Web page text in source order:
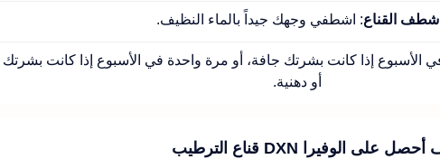
شطف القناع: اشطفي وجهك جيداً بالماء النظيف.
الأسبوع إذا كانت بشرتك جافة، أو مرة واحدة في الأسبوع إذا كانت بشرتك
أو دهنية.
كيف أحصل على الوفيرا DXN قناع الترطيب